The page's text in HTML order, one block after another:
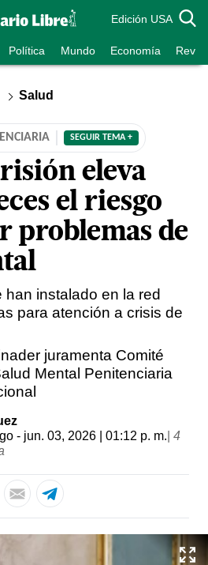
Edición USA
Política Mundo Economía
Salud
SEGUIR TEMA +
eleva
el riesgo
problemas de
han instalado en la red
para atención a crisis de
juramenta Comité
Mental Penitenciaria
- jun. 03, 2026 | 01:12 p. m. 4